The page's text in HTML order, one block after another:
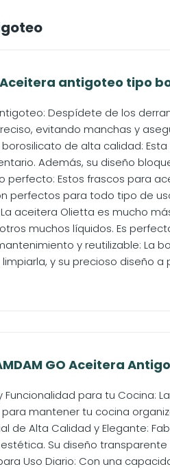
antigoteo tipo
Despídete de los
evitando manchas y
borosilicato de alta calidad:
Además, su diseño
perfecto: Estos frascos para
perfectos para todo tipo de
La aceitera Olietta es mucho
muchos líquidos. Es
y reutilizable: La
y su precioso diseño
GO Aceitera
Funcionalidad para tu Cocina:
mantener tu cocina
de Alta Calidad y Elegante:
Su diseño
Uso Diario: Con una